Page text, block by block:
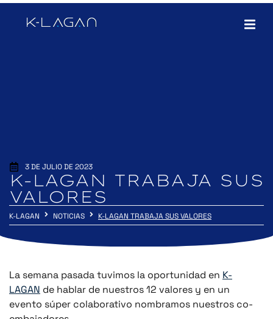
3 DE JULIO DE 2023
K-LAGAN TRABAJA SUS
VALORES
K-LAGAN NOTICIAS K-LAGAN TRABAJA SUS VALORES
La semana pasada tuvimos la oportunidad en K-
LAGAN de hablar de nuestros 12 valores y en un
evento súper colaborativo nombramos nuestros co-